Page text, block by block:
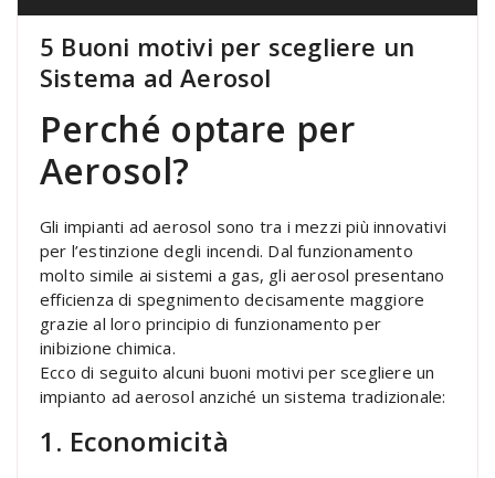
5 Buoni motivi per scegliere un
Sistema ad Aerosol
Perché optare per
Aerosol?
Gli impianti ad aerosol sono tra i mezzi più innovativi
per l’estinzione degli incendi. Dal funzionamento
molto simile ai sistemi a gas, gli aerosol presentano
efficienza di spegnimento decisamente maggiore
grazie al loro principio di funzionamento per
inibizione chimica.
Ecco di seguito alcuni buoni motivi per scegliere un
impianto ad aerosol anziché un sistema tradizionale:
1. Economicità